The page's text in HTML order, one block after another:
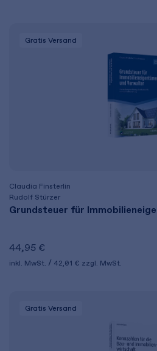
Gratis Versand
Claudia Finsterlin
Rudolf Stürzer
Grundsteuer für
44,95 €
inkl. MwSt. 42,01 € zzgl. MwSt.
Gratis Versand